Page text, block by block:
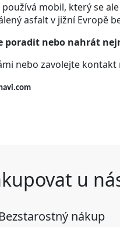
mobil, který se
asfalt v jižní Evropě
poradit nebo nahrát
nebo zavolejte
u
Bezstarostný nákup